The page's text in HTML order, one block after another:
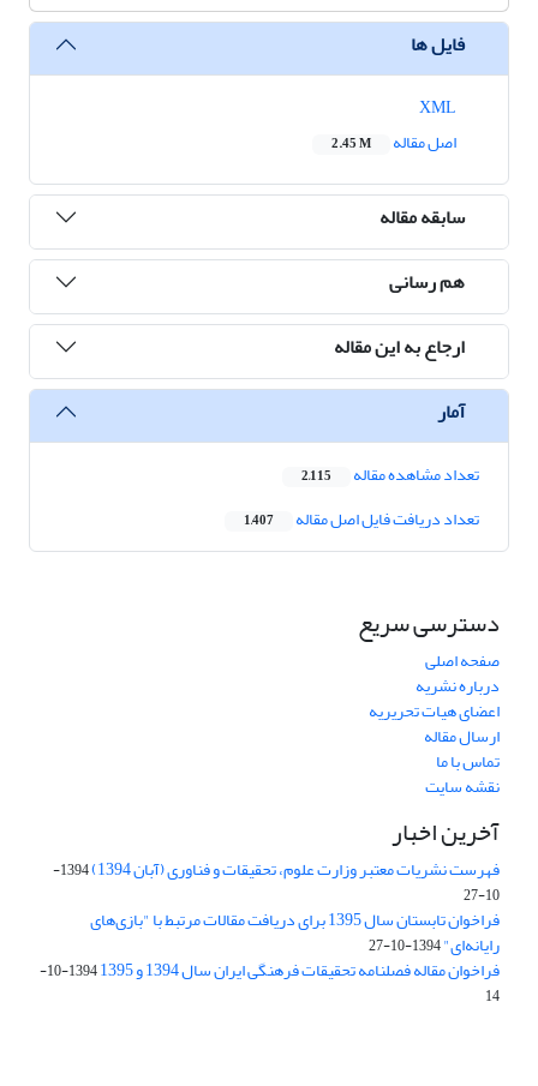
فایل ها
اصل مقاله
2.45 M
سابقه مقاله
هم رسانی
ارجاع به این مقاله
آمار
تعداد مشاهده مقاله 2,115
تعداد دریافت فایل اصل مقاله 1,407
دسترسی سریع
صفحه اصلی
درباره نشریه
اعضای هیات تحریریه
ارسال مقاله
تماس با ما
نقشه سایت
آخرین اخبار
فهرست نشریات معتبر وزارت علوم، تحقیقات و فناوری (آبان 1394)
1394-
10-27
فراخوان تابستان سال 1395 برای دریافت مقالات مرتبط با "بازی‌های
رایانه‌ای"1394-10-27
فراخوان مقاله فصلنامه تحقیقات فرهنگی ایران سال 1394 و 1395
1394-10-
14